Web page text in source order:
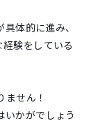
体的に進み、
験をしている
せん！
いかがでしょう